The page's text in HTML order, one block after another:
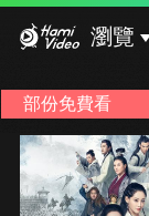
瀏覽
部份免費看